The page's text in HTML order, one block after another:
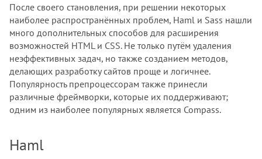
После своего становления, при решении некоторых
наиболее распространённых проблем, Haml и Sass нашли
много дополнительных способов для расширения
возможностей HTML и CSS. Не только путём удаления
неэффективных задач, но также созданием методов,
делающих разработку сайтов проще и логичнее.
Популярность препроцессорам также принесли
различные фреймворки, которые их поддерживают;
одним из наиболее популярных является Compass.
Haml